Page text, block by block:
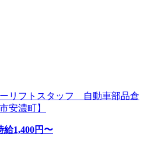
リフトスタッフ 自動車部品倉
濃町】
給1,400円〜